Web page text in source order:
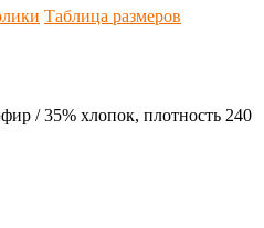
Таблица размеров
/ 35% хлопок, плотность 240